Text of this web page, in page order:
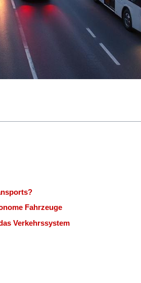
Fahrzeuge
Verkehrssystem